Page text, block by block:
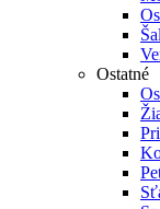
Ostatné